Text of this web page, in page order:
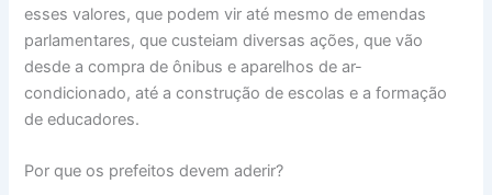
esses valores, que podem vir até mesmo de emendas
parlamentares, que custeiam diversas ações, que vão
desde a compra de ônibus e aparelhos de ar-
condicionado, até a construção de escolas e a formação
de educadores.
Por que os prefeitos devem aderir?